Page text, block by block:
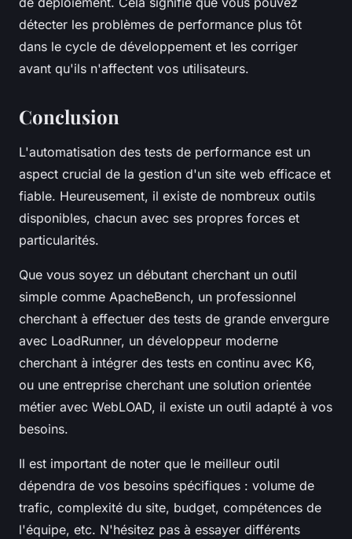
détecter les problèmes de performance plus tôt
dans le cycle de développement et les corriger
avant qu'ils n'affectent vos utilisateurs.
Conclusion
L'automatisation des tests de performance est un
aspect crucial de la gestion d'un site web efficace et
fiable. Heureusement, il existe de nombreux outils
disponibles, chacun avec ses propres forces et
particularités.
Que vous soyez un débutant cherchant un outil
simple comme ApacheBench, un professionnel
cherchant à effectuer des tests de grande envergure
avec LoadRunner, un développeur moderne
cherchant à intégrer des tests en continu avec K6,
ou une entreprise cherchant une solution orientée
métier avec WebLOAD, il existe un outil adapté à vos
besoins.
Il est important de noter que le meilleur outil
dépendra de vos besoins spécifiques : volume de
trafic, complexité du site, budget, compétences de
l'équipe, etc. N'hésitez pas à essayer différents